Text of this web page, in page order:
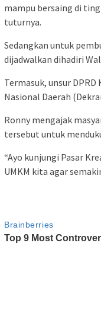
mampu bersaing di
tuturnya.
Sedangkan untuk
dijadwalkan dihadiri
Termasuk, unsur
Nasional Daerah
Ronny mengajak
tersebut untuk
“Ayo kunjungi Pasar
UMKM kita agar